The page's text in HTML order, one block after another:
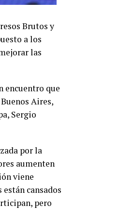
Brutos y
a los
las
encuentro que
Aires,
Sergio
por la
aumenten
viene
están cansados
pero